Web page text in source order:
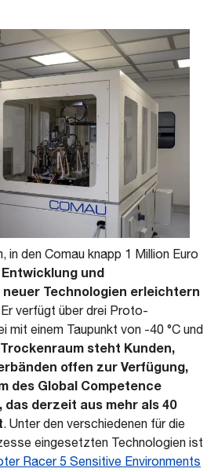
in den Comau knapp 1 Million Euro
und
Technologien erleichtern
Er verfügt über drei Proto-
mit einem Taupunkt von -40 °C und
steht Kunden,
offen zur Verfügung,
des Global Competence
das derzeit aus mehr als 40
. Unter den verschiedenen für die
eingesetzten Technologien ist
Racer 5 Sensitive Environments